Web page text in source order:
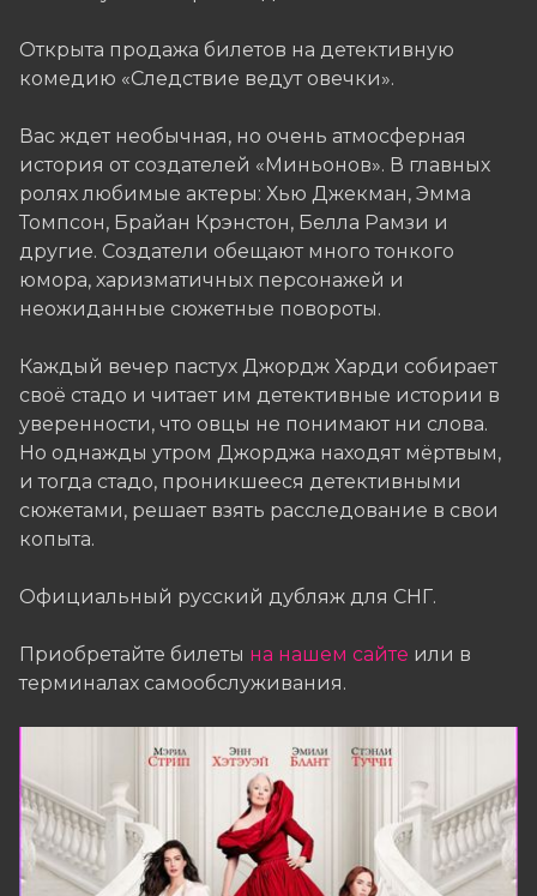
Открыта продажа билетов на детективную
комедию «Следствие ведут овечки».
Вас ждет необычная, но очень атмосферная
история от создателей «Миньонов». В главных
ролях любимые актеры: Хью Джекман, Эмма
Томпсон, Брайан Крэнстон, Белла Рамзи и
другие. Создатели обещают много тонкого
юмора, харизматичных персонажей и
неожиданные сюжетные повороты.
Каждый вечер пастух Джордж Харди собирает
своё стадо и читает им детективные истории в
уверенности, что овцы не понимают ни слова.
Но однажды утром Джорджа находят мёртвым,
и тогда стадо, проникшееся детективными
сюжетами, решает взять расследование в свои
копыта.
Официальный русский дубляж для СНГ.
Приобретайте билеты на нашем сайте или в
терминалах самообслуживания.